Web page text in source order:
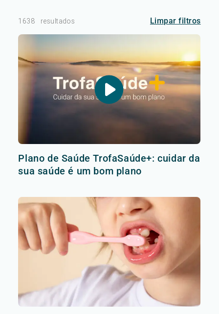
1638 resultados Limpar filtros
Plano de Saúde TrofaSaúde+: cuidar da
sua saúde é um bom plano